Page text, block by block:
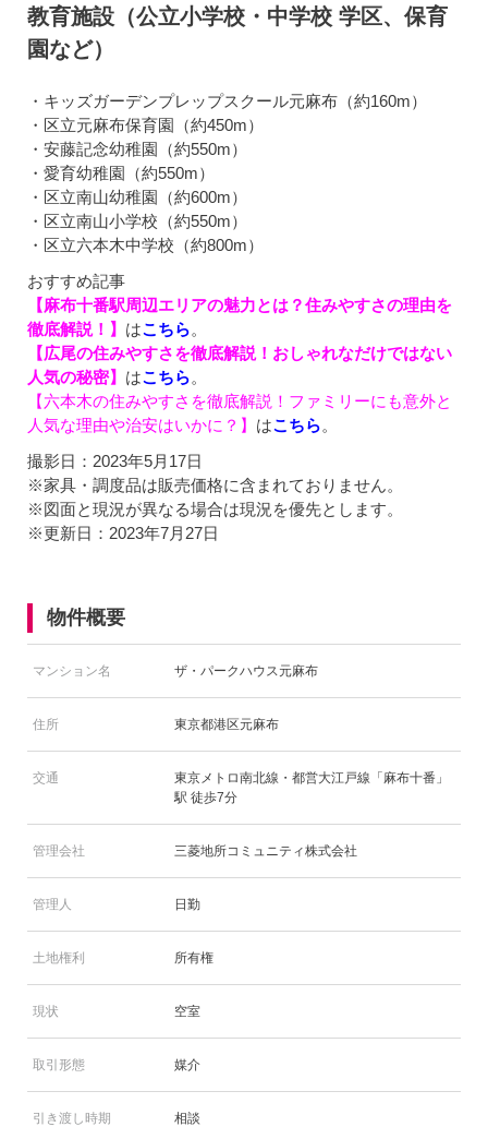
教育施設（公立小学校・中学校 学区、保育
園など）
・キッズガーデンプレップスクール元麻布（約160m）
・区立元麻布保育園（約450m）
・安藤記念幼稚園（約550m）
・愛育幼稚園（約550m）
・区立南山幼稚園（約600m）
・区立南山小学校（約550m）
・区立六本木中学校（約800m）
おすすめ記事
【麻布十番駅周辺エリアの魅力とは？住みやすさの理由を
徹底解説！】 はこちら。
【広尾の住みやすさを徹底解説！おしゃれなだけではない
人気の秘密】 はこちら。
【六本木の住みやすさを徹底解説！ファミリーにも意外と
人気な理由や治安はいかに？】 はこちら。
撮影日：2023年5月17日
※家具・調度品は販売価格に含まれておりません。
※図面と現況が異なる場合は現況を優先とします。
※更新日：2023年7月27日
物件概要
マンション名 ザ・パークハウス元麻布
住所 東京都港区元麻布
交通
東京メトロ南北線・都営大江戸線「麻布十番」
駅 徒歩7分
管理会社 三菱地所コミュニティ株式会社
管理人 日勤
土地権利 所有権
現状 空室
取引形態 媒介
引き渡し時期 相談